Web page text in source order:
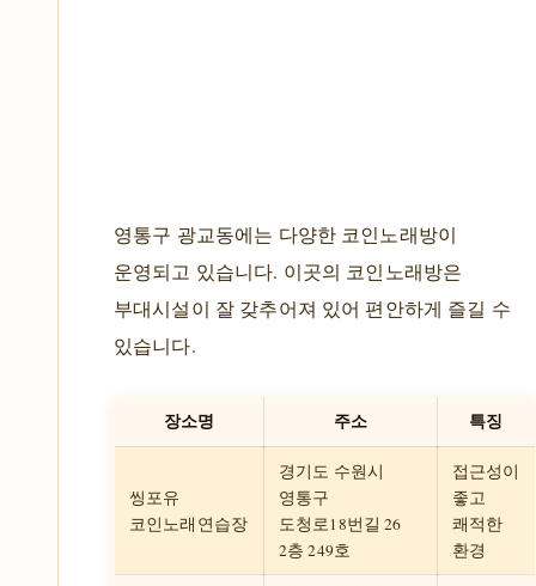
영통구 광교동에는 다양한 코인노래방이
운영되고 있습니다. 이곳의 코인노래방은
부대시설이 잘 갖추어져 있어 편안하게 즐길 수
있습니다.
장소명 주소 특징
씽포유
코인노래연습장
경기도 수원시
영통구
도청로18번길 26
2층 249호
접근성이
좋고
쾌적한
환경